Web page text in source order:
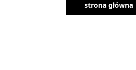
strona główna